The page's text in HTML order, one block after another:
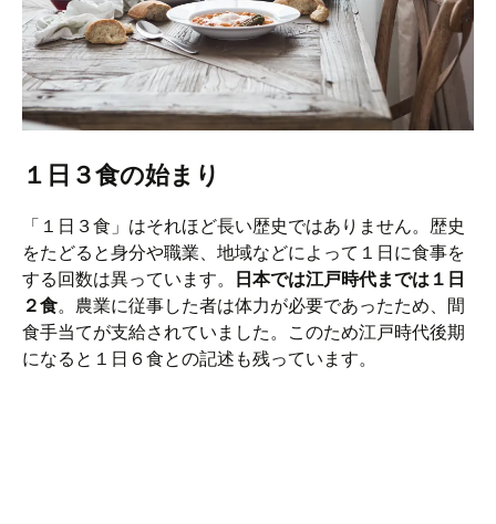
１日３食の始まり
「１日３食」はそれほど長い歴史ではありません。歴史
をたどると身分や職業、地域などによって１日に食事を
する回数は異っています。
日本では江戸時代までは１日
２食。農業に従事した者は体力が必要であったため、間
食手当てが支給されていました。このため江戸時代後期
になると１日６食との記述も残っています。